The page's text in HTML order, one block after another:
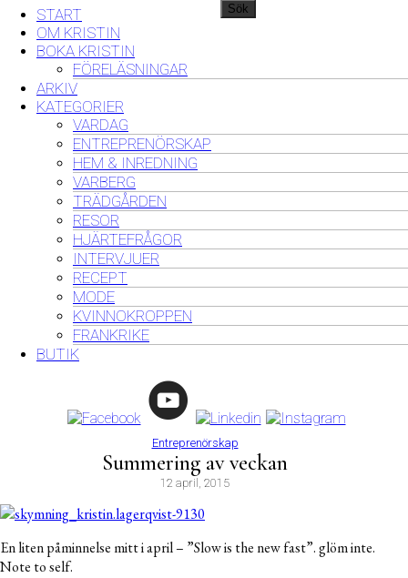
START
OM KRISTIN
BOKA KRISTIN
FÖRELÄSNINGAR
ARKIV
KATEGORIER
VARDAG
ENTREPRENÖRSKAP
HEM & INREDNING
VARBERG
TRÄDGÅRDEN
RESOR
HJÄRTEFRÅGOR
INTERVJUER
RECEPT
MODE
KVINNOKROPPEN
FRANKRIKE
BUTIK
Sök
Entreprenörskap
Summering av veckan
12 april, 2015
En liten påminnelse mitt i april – ”Slow is the new fast”. glöm inte.
Note to self.